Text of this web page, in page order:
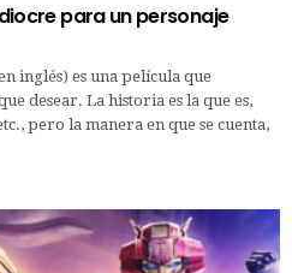
para un personaje
inglés) es una película que
desear. La historia es la que es,
pero la manera en que se cuenta,